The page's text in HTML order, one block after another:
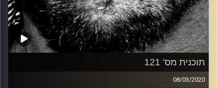
תוכנית מס' 121
08/03/2020